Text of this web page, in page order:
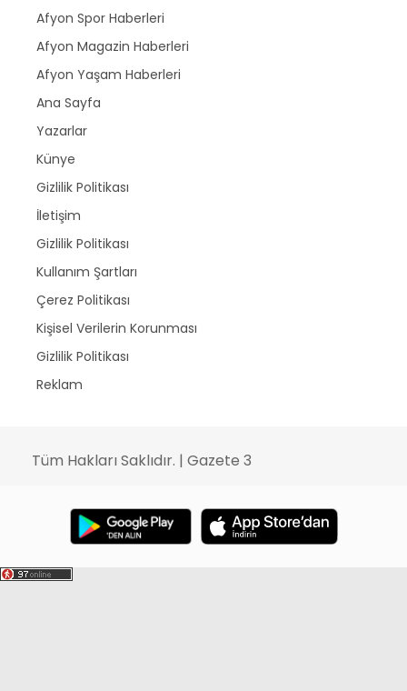
Afyon Spor Haberleri
Afyon Magazin Haberleri
Afyon Yaşam Haberleri
Ana Sayfa
Yazarlar
Künye
Gizlilik Politikası
İletişim
Gizlilik Politikası
Kullanım Şartları
Çerez Politikası
Kişisel Verilerin Korunması
Gizlilik Politikası
Reklam
Tüm Hakları Saklıdır. | Gazete 3